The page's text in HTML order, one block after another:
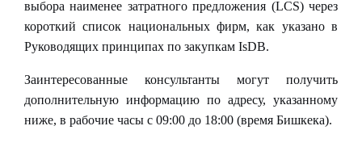
выбора наименее затратного предложения (LCS) через
короткий список национальных фирм, как указано в
Руководящих принципах по закупкам IsDB.
Заинтересованные консультанты могут получить
дополнительную информацию по адресу, указанному
ниже, в рабочие часы с 09:00 до 18:00 (время Бишкека).